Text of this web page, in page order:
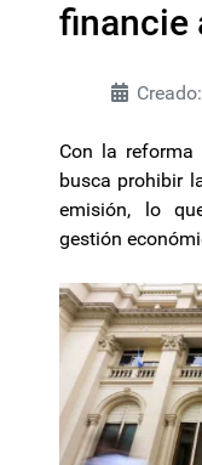
financie
Con la
busca prohibir
emisión, lo
gestión